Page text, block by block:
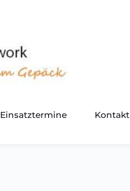
Einsatztermine Kontakt